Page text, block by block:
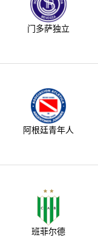
门多萨独立
阿根廷青年人
班菲尔德